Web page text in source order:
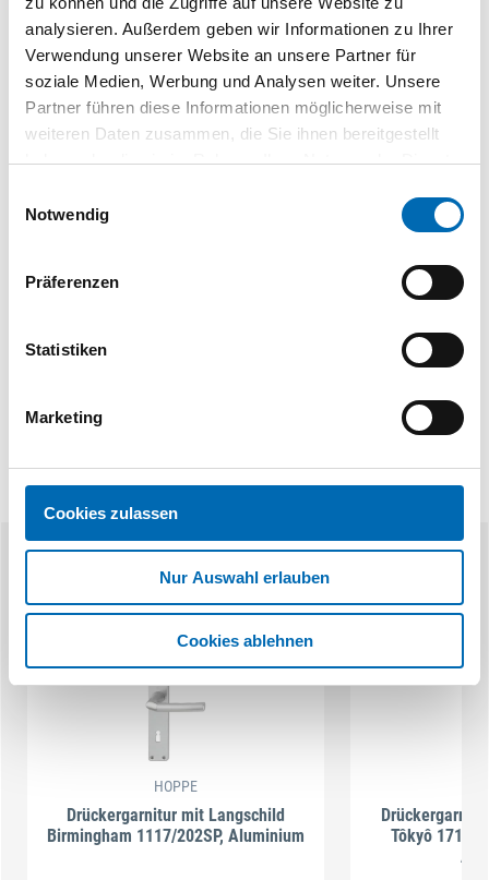
analysieren. Außerdem geben wir Informationen zu Ihrer
Verwendung unserer Website an unsere Partner für
soziale Medien, Werbung und Analysen weiter. Unsere
Partner führen diese Informationen möglicherweise mit
weiteren Daten zusammen, die Sie ihnen bereitgestellt
haben oder die sie im Rahmen Ihrer Nutzung der Dienste
Notwendig
Präferenzen
Statistiken
Marketing
Cookies zulassen
Nur Auswahl erlauben
Cookies ablehnen
Modellname
Stockholm
Modellnum.
E1140/353H
Norm
DIN EN 1906
Schildstärke
10 mm
Türstärke max.
Ähnliche Produkte
HOPPE
Drückergarnitur mit Langschild
Birmingham 1117/202SP, Aluminium
Tôkyô